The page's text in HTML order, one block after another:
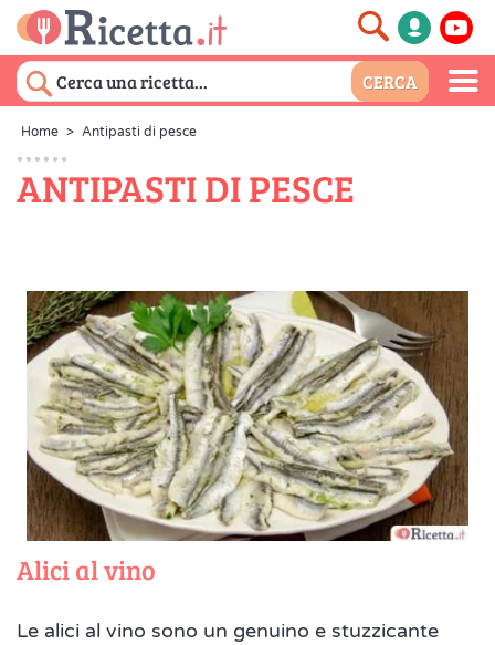
Home > Antipasti di pesce
ANTIPASTI DI PESCE
Alici al vino
Le alici al vino sono un genuino e stuzzicante